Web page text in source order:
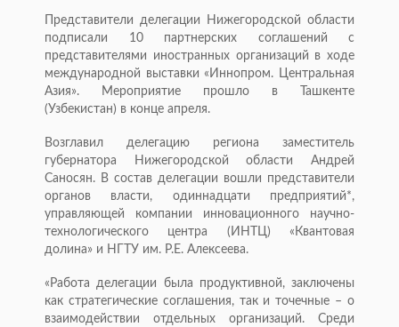
Представители делегации Нижегородской области
подписали 10 партнерских соглашений с
представителями иностранных организаций в ходе
международной выставки «Иннопром. Центральная
Азия». Мероприятие прошло в Ташкенте
(Узбекистан) в конце апреля.
Возглавил делегацию региона заместитель
губернатора Нижегородской области Андрей
Саносян. В состав делегации вошли представители
органов власти, одиннадцати предприятий*,
управляющей компании инновационного научно-
технологического центра (ИНТЦ) «Квантовая
долина» и НГТУ им. Р.Е. Алексеева.
«Работа делегации была продуктивной, заключены
как стратегические соглашения, так и точечные – о
взаимодействии отдельных организаций. Среди